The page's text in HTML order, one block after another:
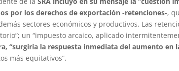
por los derechos de exportación -retenciones-,
sectores económicos y productivos. Las
un “impuesto arcaico, aplicado
“surgiría la respuesta inmediata del aumento en
más equitativos”.